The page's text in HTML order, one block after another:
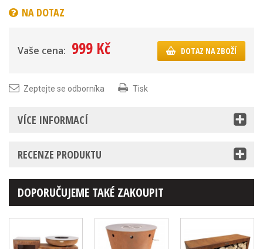
NA DOTAZ
Vaše cena: 999 Kč DOTAZ NA ZBOŽÍ
Zeptejte se odborníka Tisk
VÍCE INFORMACÍ
RECENZE PRODUKTU
DOPORUČUJEME TAKÉ ZAKOUPIT